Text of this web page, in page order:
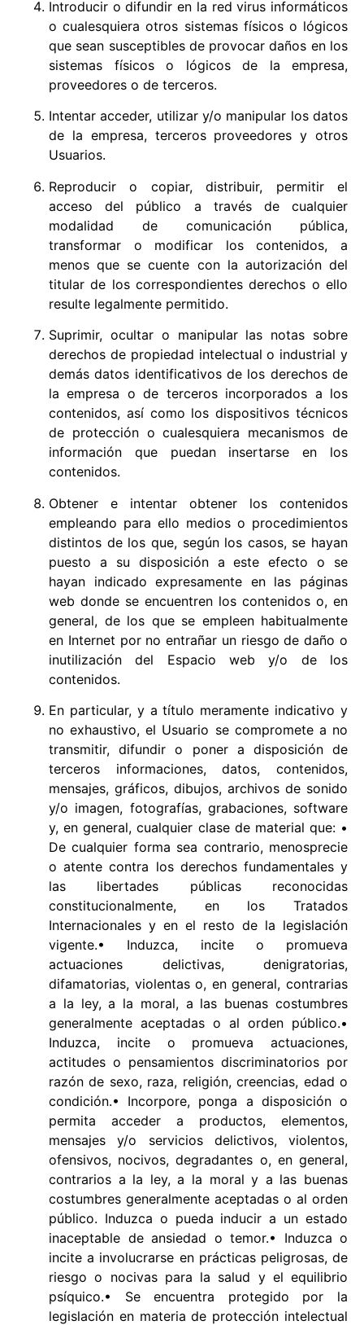
Introducir o difundir en la red virus informáticos
o cualesquiera otros sistemas físicos o lógicos
que sean susceptibles de provocar daños en los
sistemas físicos o lógicos de la empresa,
proveedores o de terceros.
Intentar acceder, utilizar y/o manipular los datos
de la empresa, terceros proveedores y otros
Usuarios.
Reproducir o copiar, distribuir, permitir el
acceso del público a través de cualquier
modalidad de comunicación pública,
transformar o modificar los contenidos, a
menos que se cuente con la autorización del
titular de los correspondientes derechos o ello
resulte legalmente permitido.
Suprimir, ocultar o manipular las notas sobre
derechos de propiedad intelectual o industrial y
demás datos identificativos de los derechos de
la empresa o de terceros incorporados a los
contenidos, así como los dispositivos técnicos
de protección o cualesquiera mecanismos de
información que puedan insertarse en los
contenidos.
Obtener e intentar obtener los contenidos
empleando para ello medios o procedimientos
distintos de los que, según los casos, se hayan
puesto a su disposición a este efecto o se
hayan indicado expresamente en las páginas
web donde se encuentren los contenidos o, en
general, de los que se empleen habitualmente
en Internet por no entrañar un riesgo de daño o
inutilización del Espacio web y/o de los
contenidos.
En particular, y a título meramente indicativo y
no exhaustivo, el Usuario se compromete a no
transmitir, difundir o poner a disposición de
terceros informaciones, datos, contenidos,
mensajes, gráficos, dibujos, archivos de sonido
y/o imagen, fotografías, grabaciones, software
y, en general, cualquier clase de material que: •
De cualquier forma sea contrario, menosprecie
o atente contra los derechos fundamentales y
las libertades públicas reconocidas
constitucionalmente, en los Tratados
Internacionales y en el resto de la legislación
vigente.• Induzca, incite o promueva
actuaciones delictivas, denigratorias,
difamatorias, violentas o, en general, contrarias
a la ley, a la moral, a las buenas costumbres
generalmente aceptadas o al orden público.•
Induzca, incite o promueva actuaciones,
actitudes o pensamientos discriminatorios por
razón de sexo, raza, religión, creencias, edad o
condición.• Incorpore, ponga a disposición o
permita acceder a productos, elementos,
mensajes y/o servicios delictivos, violentos,
ofensivos, nocivos, degradantes o, en general,
contrarios a la ley, a la moral y a las buenas
costumbres generalmente aceptadas o al orden
público. Induzca o pueda inducir a un estado
inaceptable de ansiedad o temor.• Induzca o
incite a involucrarse en prácticas peligrosas, de
riesgo o nocivas para la salud y el equilibrio
psíquico.• Se encuentra protegido por la
legislación en materia de protección intelectual